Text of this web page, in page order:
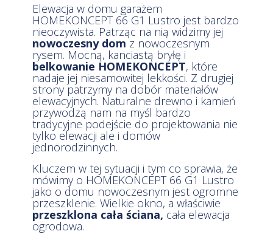
Elewacja w domu garażem
HOMEKONCEPT 66 G1 Lustro jest bardzo
nieoczywista. Patrząc na nią widzimy jej
nowoczesny domz nowoczesnym
rysem. Mocną, kanciastą bryłę i
belkowanie HOMEKONCEPT, które
nadaje jej niesamowitej lekkości. Z drugiej
strony patrzymy na dobór materiałów
elewacyjnych. Naturalne drewno i kamień
przywodzą nam na myśl bardzo
tradycyjne podejście do projektowania nie
tylko elewacji ale i domów
jednorodzinnych.
Kluczem w tej sytuacji i tym co sprawia, że
mówimy o HOMEKONCEPT 66 G1 Lustro
jako o domu nowoczesnym jest ogromne
przeszklenie. Wielkie okno, a właściwie
przeszklona cała ściana, cała elewacja
ogrodowa.